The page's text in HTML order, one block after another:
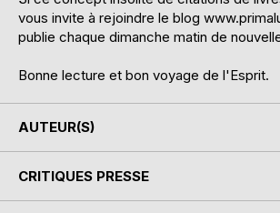
vous invite à rejoindre le blog
publie chaque dimanche matin de
Bonne lecture et bon voyage de l'Esprit.
AUTEUR(S)
CRITIQUES PRESSE